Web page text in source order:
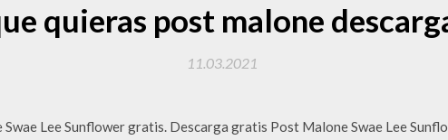
quieras post malone
11.03.2021
Lee Sunflower gratis. Descarga gratis Post Malone Swae Lee